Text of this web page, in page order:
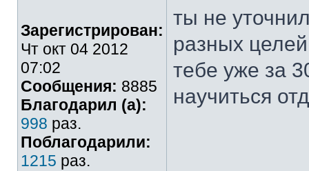
Зарегистрирован:
Чт окт 04 2012
07:02
Сообщения: 8885
Благодарил (а):
998 раз.
Поблагодарили:
1215 раз.
ты не
разных
тебе уже за
научиться